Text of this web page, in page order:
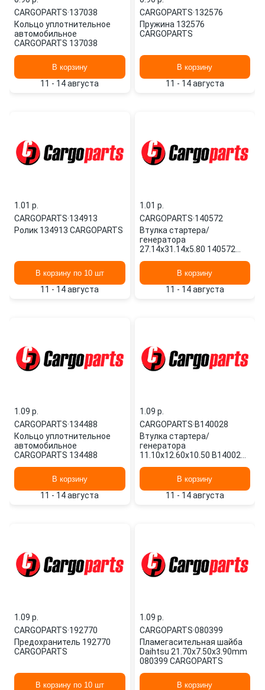
CARGOPARTS·137038
Кольцо уплотнительное
автомобильное
CARGOPARTS 137038
В корзину
11 - 14 августа
CARGOPARTS·132576
Пружина 132576
CARGOPARTS
В корзину
11 - 14 августа
1.01 p.
CARGOPARTS·134913
Ролик 134913 CARGOPARTS
В корзину по 10 шт
11 - 14 августа
1.01 p.
CARGOPARTS·140572
Втулка стартера/
генератора
27.14x31.14x5.80 140572
В корзину
11 - 14 августа
1.09 p.
CARGOPARTS·134488
Кольцо уплотнительное
автомобильное
CARGOPARTS 134488
В корзину
11 - 14 августа
1.09 p.
CARGOPARTS·B140028
Втулка стартера/
генератора
11.10x12.60x10.50 B140028
В корзину
11 - 14 августа
1.09 p.
CARGOPARTS·192770
Предохранитель 192770
CARGOPARTS
В корзину по 10 шт
1.09 p.
CARGOPARTS·080399
Пламегасительная шайба
Daihtsu 21.70x7.50x3.90mm
080399 CARGOPARTS
В корзину